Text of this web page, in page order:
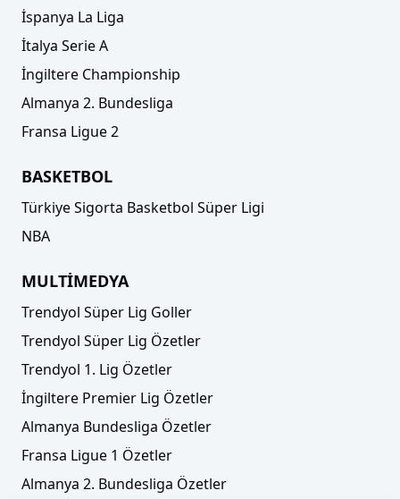
İspanya La Liga
İtalya Serie A
İngiltere Championship
Almanya 2. Bundesliga
Fransa Ligue 2
BASKETBOL
Türkiye Sigorta Basketbol Süper Ligi
NBA
MULTİMEDYA
Trendyol Süper Lig Goller
Trendyol Süper Lig Özetler
Trendyol 1. Lig Özetler
İngiltere Premier Lig Özetler
Almanya Bundesliga Özetler
Fransa Ligue 1 Özetler
Almanya 2. Bundesliga Özetler